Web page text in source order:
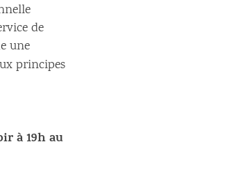
de
une
principes
à 19h au